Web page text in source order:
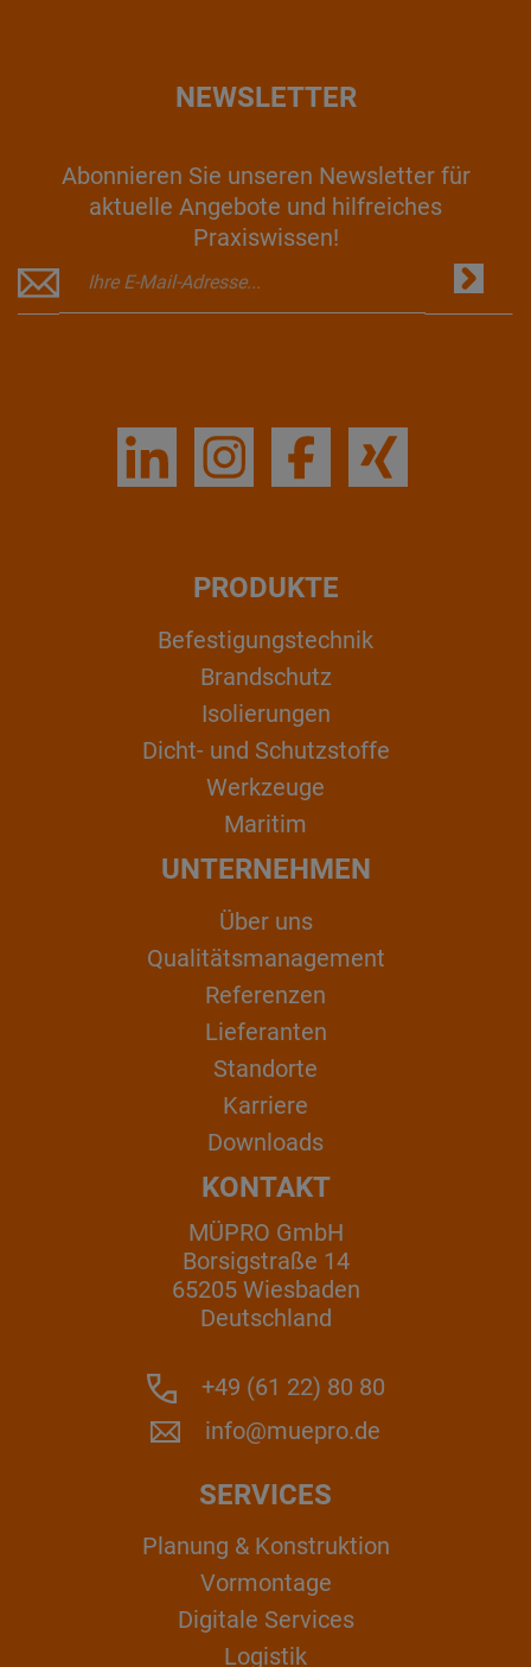
NEWSLETTER
Abonnieren Sie unseren Newsletter für
aktuelle Angebote und hilfreiches
Praxiswissen!
PRODUKTE
Befestigungstechnik
Brandschutz
Isolierungen
Dicht- und Schutzstoffe
Werkzeuge
Maritim
UNTERNEHMEN
Über uns
Qualitätsmanagement
Referenzen
Lieferanten
Standorte
Karriere
Downloads
KONTAKT
MÜPRO GmbH
Borsigstraße 14
65205 Wiesbaden
Deutschland
+49 (61 22) 80 80
info@muepro.de
SERVICES
Planung & Konstruktion
Vormontage
Digitale Services
Logistik